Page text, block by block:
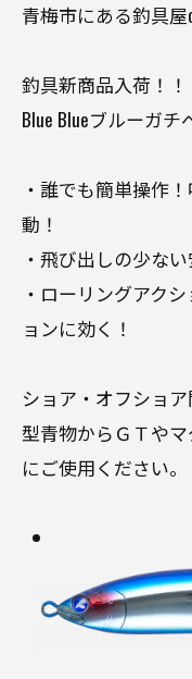
青梅市にある釣具屋
釣具新商品入荷！！
Blue Blueブルーガ
・誰でも簡単操作
動！
・飛び出しの少な
・ローリングアク
ョンに効く！
ショア・オフショ
型青物からＧＴや
にご使用ください。